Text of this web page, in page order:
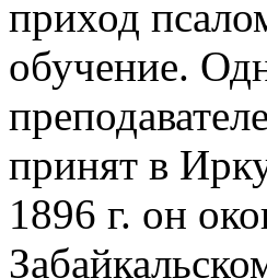
приход
обучение.
принят в
1896 г. он